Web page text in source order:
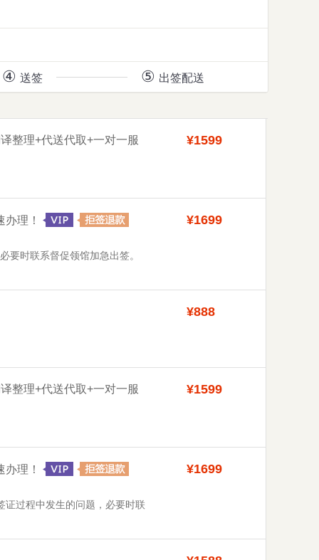
④ 送签 ⑤ 出签配送
整理+代送代取+一对一服 ¥1599
理！
要时联系督促领馆加急出签。
¥1699
¥888
整理+代送代取+一对一服 ¥1599
理！
证过程中发生的问题，必要时联
¥1699